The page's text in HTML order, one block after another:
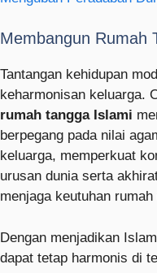
Membangun Rumah
Tantangan kehidupan
keharmonisan keluarga.
rumah tangga Islami
berpegang pada nilai
keluarga, memperkuat
urusan dunia serta
menjaga keutuhan rumah
Dengan menjadikan
dapat tetap harmonis di